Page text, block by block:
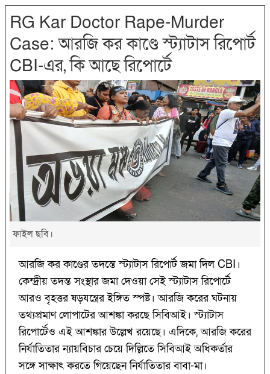
RG Kar Doctor Rape-Murder
Case: আরজি কর কাণ্ডে স্ট্যাটাস রিপোর্ট
CBI-এর, কি আছে রিপোর্টে
ফাইল ছবি।
আরজি কর কাণ্ডের তদন্তে স্ট্যাটাস রিপোর্ট জমা দিল CBI।
কেন্দ্রীয় তদন্ত সংস্থার জমা দেওয়া সেই স্ট্যাটাস রিপোর্টে
আরও বৃহত্তর ষড়যন্ত্রের ইঙ্গিত স্পষ্ট। আরজি করের ঘটনায়
তথ্যপ্রমাণ লোপাটের আশঙ্কা করছে সিবিআই। স্ট্যাটাস
রিপোর্টেও এই আশঙ্কার উল্লেখ রয়েছে। এদিকে, আরজি করের
নির্যাতিতার ন্যায়বিচার চেয়ে দিল্লিতে সিবিআই অধিকর্তার
সঙ্গে সাক্ষাৎ করতে গিয়েছেন নির্যাতিতার বাবা-মা।